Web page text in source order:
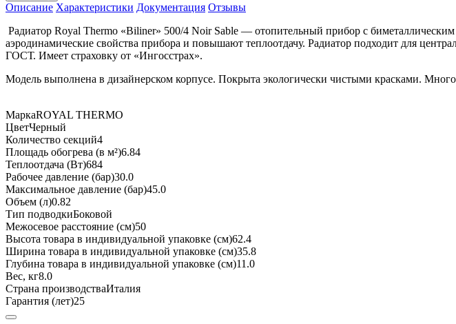
Описание Характеристики Документация Отзывы
Радиатор Royal Thermo «Biliner» 500/4 Noir Sable — отопительный прибор с
аэродинамические свойства прибора и повышают теплоотдачу. Радиатор подходит для
ГОСТ. Имеет страховку от «Ингосстрах».
Модель выполнена в дизайнерском корпусе. Покрыта экологически чистыми
МаркаROYAL THERMO
ЦветЧерный
Количество секций4
Площадь обогрева (в м²)6.84
Теплоотдача (Вт)684
Рабочее давление (бар)30.0
Максимальное давление (бар)45.0
Объем (л)0.82
Тип подводкиБоковой
Межосевое расстояние (см)50
Высота товара в индивидуальной упаковке (см)62.4
Ширина товара в индивидуальной упаковке (см)35.8
Глубина товара в индивидуальной упаковке (см)11.0
Вес, кг8.0
Страна производстваИталия
Гарантия (лет)25